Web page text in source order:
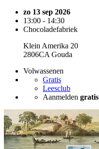
zo 13 sep 2026
13:00 - 14:30
Chocoladefabriek
Klein Amerika 20
2806CA Gouda
Volwassenen
Gratis
Leesclub
Aanmelden gratis